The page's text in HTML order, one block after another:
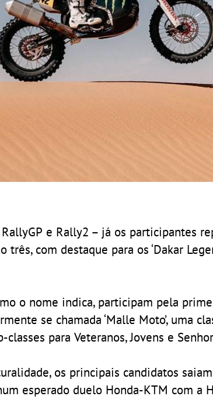
e Rally2 – já os participantes
com destaque para os ‘Dakar
o nome indica, participam pela
se chamada ‘Malle Moto’, uma
para Veteranos, Jovens e
os principais candidatos
esperado duelo Honda-KTM com